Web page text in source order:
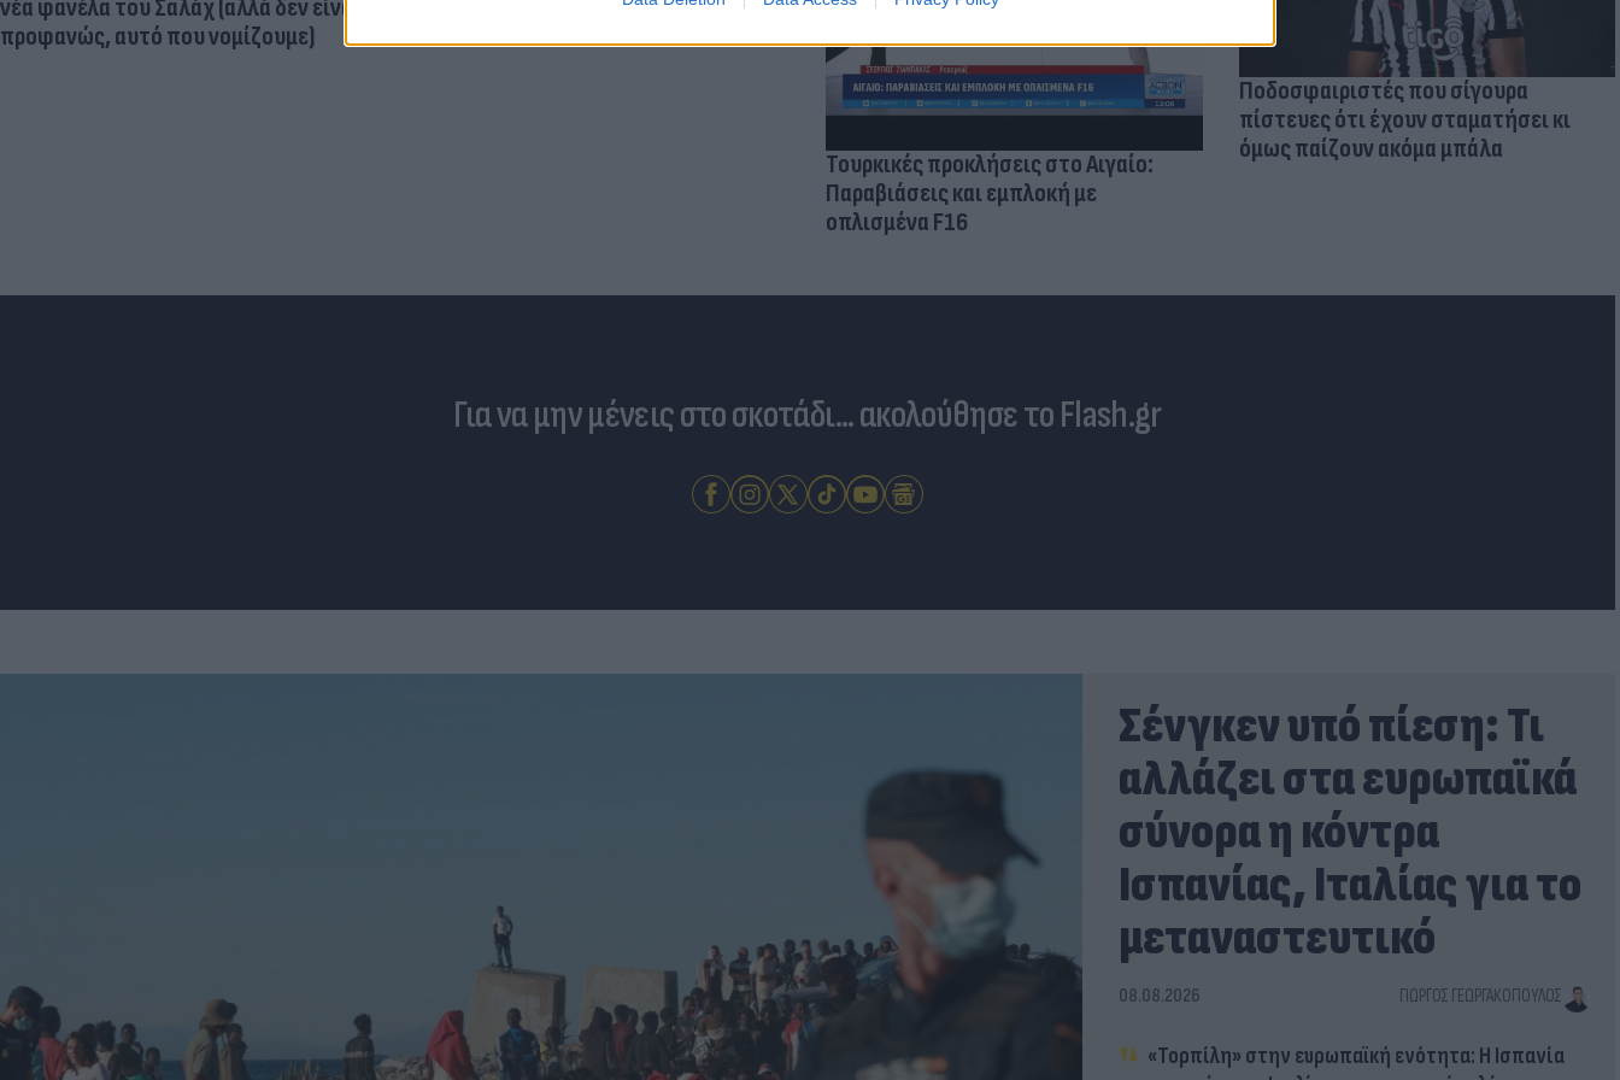
νέα φανέλα του Σαλάχ (αλλά δεν είναι,
προφανώς, αυτό που νομίζουμε)
Τουρκικές προκλήσεις στο Αιγαίο:
Παραβιάσεις και εμπλοκή με
οπλισμένα F16
Ποδοσφαιριστές που σίγουρα
πίστευες ότι έχουν σταματήσει κι
όμως παίζουν ακόμα μπάλα
Για να μην μένεις στο σκοτάδι... ακολούθησε το Flash.gr
Σένγκεν υπό πίεση: Τι
αλλάζει στα ευρωπαϊκά
σύνορα η κόντρα
Ισπανίας, Ιταλίας για το
μεταναστευτικό
08.08.2026 ΓΙΏΡΓΟΣ ΓΕΩΡΓΑΚΌΠΟΥΛΟΣ
«Τορπίλη» στην ευρωπαϊκή ενότητα: Η Ισπανία